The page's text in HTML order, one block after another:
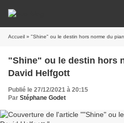
Accueil » "Shine" ou le destin hors norme du
"Shine" ou le destin hors
David Helfgott
Publié le 27/12/2021 à 20:15
Par Stéphane Godet